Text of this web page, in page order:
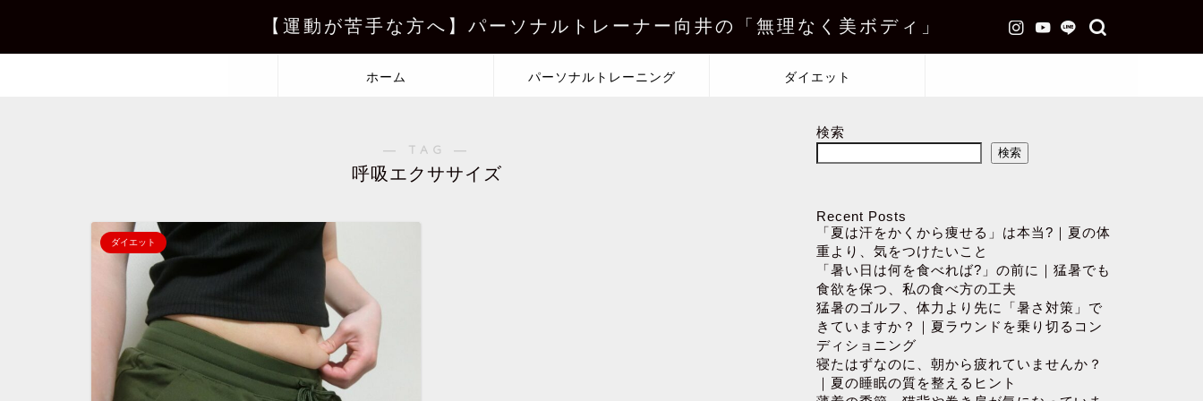
【運動が苦手な方へ】パーソナルトレーナー向井の「無理なく美ボディ」
ホーム パーソナルトレーニング ダイエット
― TAG ―
呼吸エクササイズ
ダイエット
検索
検索
Recent Posts
「夏は汗をかくから痩せる」は本当?｜夏の体
重より、気をつけたいこと
「暑い日は何を食べれば?」の前に｜猛暑でも
食欲を保つ、私の食べ方の工夫
猛暑のゴルフ、体力より先に「暑さ対策」で
きていますか？｜夏ラウンドを乗り切るコン
ディショニング
寝たはずなのに、朝から疲れていませんか？
｜夏の睡眠の質を整えるヒント